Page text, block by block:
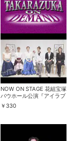
NOW ON STAGE 花組宝塚
バウホール公演『アイラブ
アインシュタイン』
￥ 330